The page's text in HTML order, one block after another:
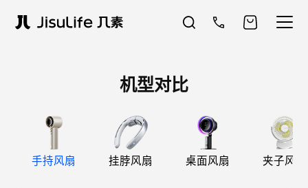
机型对比
手持风扇 挂脖风扇 桌面风扇 夹子风扇